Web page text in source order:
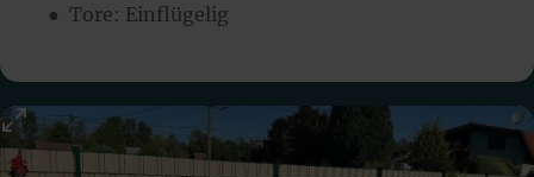
● Tore: Einflügelig